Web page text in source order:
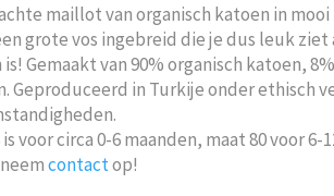
maillot van organisch katoen in mooi
grote vos ingebreid die je dus leuk ziet
Gemaakt van 90% organisch katoen,
Geproduceerd in Turkije onder ethisch
is voor circa 0-6 maanden, maat 80 voor 6-
contactop!